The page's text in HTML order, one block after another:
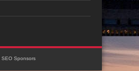
SEO Sponsors